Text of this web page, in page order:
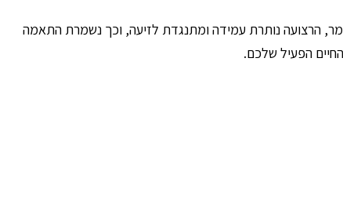
הרצועה נותרת עמידה ומתנגדת לזיעה, וכך נשמרת התאמה
הפעיל שלכם.